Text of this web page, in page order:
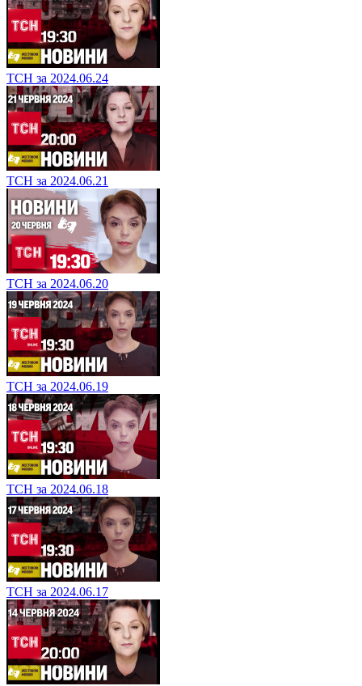
ТСН за 2024.06.24
ТСН за 2024.06.21
ТСН за 2024.06.20
ТСН за 2024.06.19
ТСН за 2024.06.18
ТСН за 2024.06.17